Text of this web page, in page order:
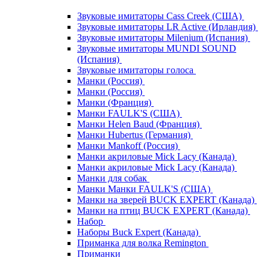
Звуковые имитаторы Cass Creek (США)
Звуковые имитаторы LR Active (Ирландия)
Звуковые имитаторы Milenium (Испания)
Звуковые имитаторы MUNDI SOUND
(Испания)
Звуковые имитаторы голоса
Манки (Россия)
Манки (Россия)
Манки (Франция)
Манки FAULK'S (США)
Манки Helen Baud (Франция)
Манки Hubertus (Германия)
Манки Mankoff (Россия)
Манки акриловые Mick Lacy (Канада)
Манки акриловые Mick Lacy (Канада)
Манки для собак
Манки Манки FAULK'S (США)
Манки на зверей BUCK EXPERT (Канада)
Манки на птиц BUCK EXPERT (Канада)
Набор
Наборы Buck Expert (Канада)
Приманка для волка Remington
Приманки